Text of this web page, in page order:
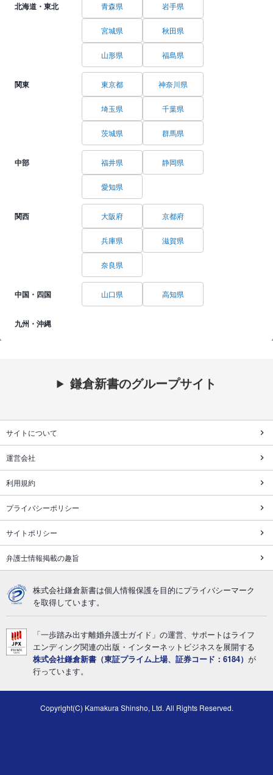
北海道・東北 青森県 岩手県
宮城県 秋田県
山形県 福島県
関東 東京都 神奈川県
埼玉県 千葉県
茨城県 群馬県
中部 福井県 静岡県
愛知県
関西 大阪府 京都府
兵庫県 滋賀県
奈良県
中国・四国 山口県 高知県
九州・沖縄
鎌倉新書のグループサイト
サイトについて
運営会社
利用規約
プライバシーポリシー
サイトポリシー
弁護士情報掲載の趣旨
株式会社鎌倉新書は個人情報保護を目的にプライバシーマーク
を取得しています。
「一歩踏み出す離婚弁護士ガイド」の運営、サポートはライフ
エンディング関連の出版・インターネットビジネスを展開する
株式会社鎌倉新書（東証プライム上場、証券コード：6184） が
行っています。
Copyright(C) Kamakura Shinsho, Ltd. All Rights Reserved.